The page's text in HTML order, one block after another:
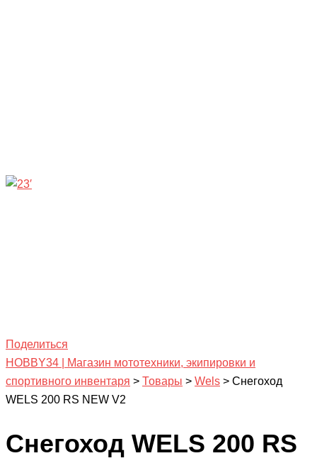
Поделиться
HOBBY34 | Магазин мототехники, экипировки и
спортивного инвентаря > Товары > Wels > Снегоход
WELS 200 RS NEW V2
Снегоход WELS 200 RS